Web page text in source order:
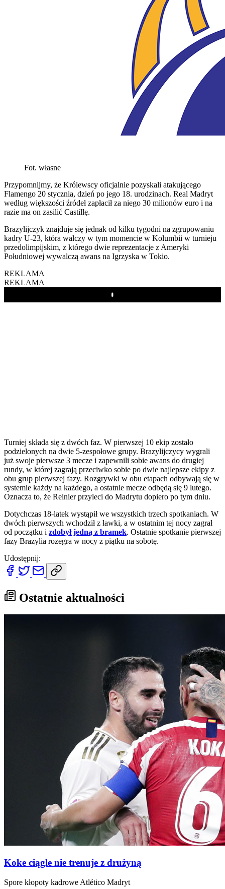
Fot. własne
Przypomnijmy, że Królewscy oficjalnie pozyskali atakującego
Flamengo 20 stycznia, dzień po jego 18. urodzinach. Real Madryt
według większości źródeł zapłacił za niego 30 milionów euro i na
razie ma on zasilić Castillę.
Brazylijczyk znajduje się jednak od kilku tygodni na zgrupowaniu
kadry U-23, która walczy w tym momencie w Kolumbii w turnieju
przedolimpijskim, z którego dwie reprezentacje z Ameryki
Południowej wywalczą awans na Igrzyska w Tokio.
REKLAMA
REKLAMA
Play
Turniej składa się z dwóch faz. W pierwszej 10 ekip zostało
podzielonych na dwie 5-zespołowe grupy. Brazylijczycy wygrali
już swoje pierwsze 3 mecze i zapewnili sobie awans do drugiej
rundy, w której zagrają przeciwko sobie po dwie najlepsze ekipy z
obu grup pierwszej fazy. Rozgrywki w obu etapach odbywają się w
systemie każdy na każdego, a ostatnie mecze odbędą się 9 lutego.
Oznacza to, że Reinier przyleci do Madrytu dopiero po tym dniu.
Dotychczas 18-latek wystąpił we wszystkich trzech spotkaniach. W
dwóch pierwszych wchodził z ławki, a w ostatnim tej nocy zagrał
od początku i zdobył jedną z bramek. Ostatnie spotkanie pierwszej
fazy Brazylia rozegra w nocy z piątku na sobotę.
Udostępnij:
Ostatnie aktualności
Koke ciągle nie trenuje z drużyną
Spore kłopoty kadrowe Atlético Madryt